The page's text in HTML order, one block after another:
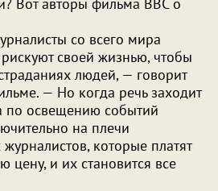
со всего мира
своей жизнью, чтобы
людей, — говорит
— Но когда речь заходит
по освещению событий
на плечи
журналистов, которые платят
цену, и их становится все